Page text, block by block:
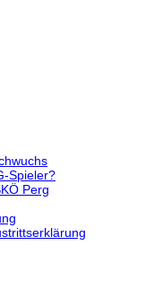
Spieler?
Perg